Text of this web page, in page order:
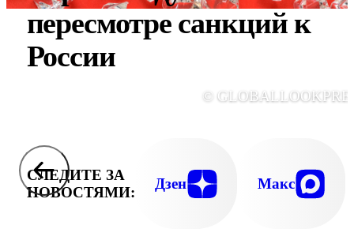
пересмотре санкций к
России
©
СЛЕДИТЕ ЗА
НОВОСТЯМИ:
Дзен Макс